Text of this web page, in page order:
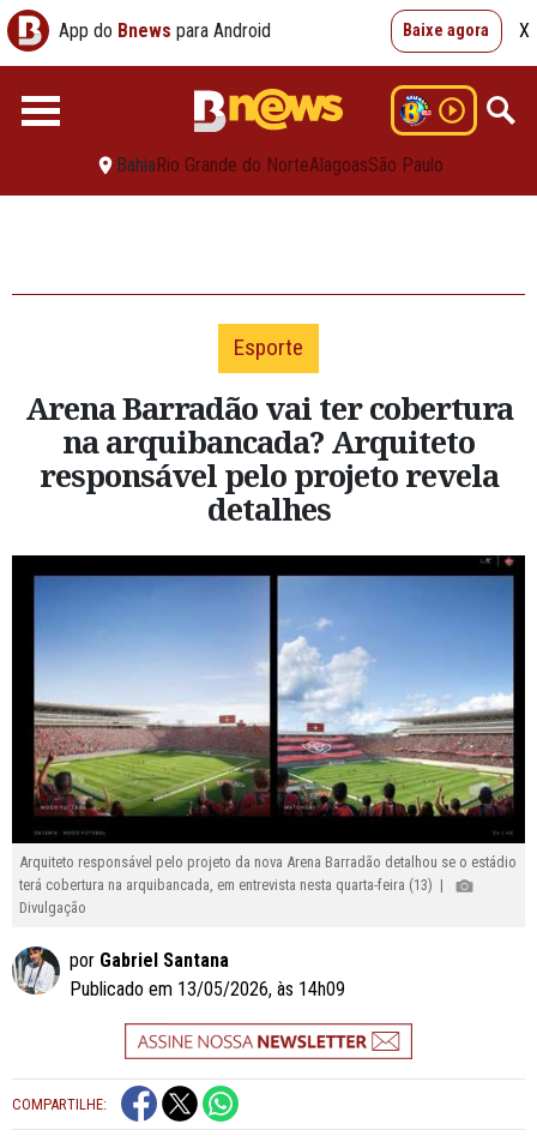
App do Bnews para Android Baixe agora X
BahiaRio Grande do NorteAlagoasSão Paulo
Esporte
Arena Barradão vai ter cobertura
na arquibancada? Arquiteto
responsável pelo projeto revela
detalhes
Arquiteto responsável pelo projeto da nova Arena Barradão detalhou se o estádio
terá cobertura na arquibancada, em entrevista nesta quarta-feira (13) |
Divulgação
por Gabriel Santana
Publicado em 13/05/2026, às 14h09
COMPARTILHE: